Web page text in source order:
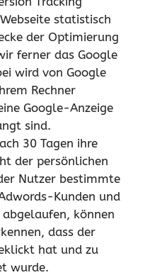
statistisch
der Optimierung
ferner das Google
wird von Google
Rechner
Google-Anzeige
sind.
30 Tagen ihre
der persönlichen
Nutzer bestimmte
Kunden und
können
dass der
hat und zu
wurde.